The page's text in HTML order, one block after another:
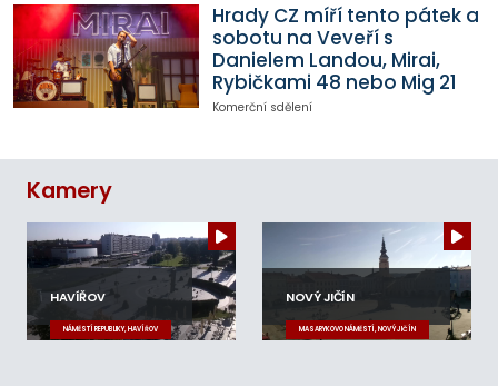
Hrady CZ míří tento pátek a
sobotu na Veveří s
Danielem Landou, Mirai,
Rybičkami 48 nebo Mig 21
Komerční sdělení
Kamery
HAVÍŘOV
NÁMĚSTÍ REPUBLIKY, HAVÍŘOV
NOVÝ JIČÍN
MASARYKOVO NÁMĚSTÍ, NOVÝ JIČÍN